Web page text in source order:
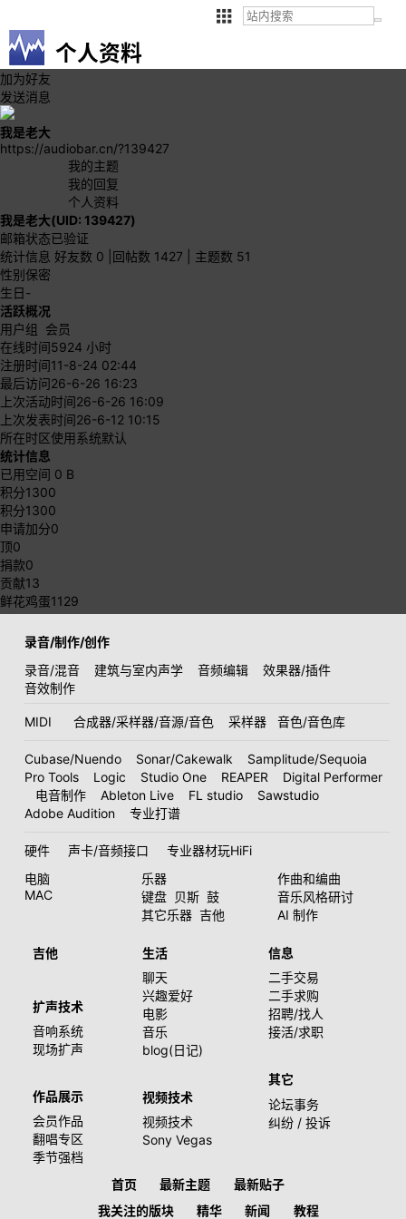
个人资料
加为好友
发送消息
我是老大
https://audiobar.cn/?139427
我的主题
我的回复
个人资料
我是老大(UID: 139427)
邮箱状态已验证
统计信息 好友数 0 回帖数 1427
主题数 51
性别保密
生日-
活跃概况
用户组 会员
在线时间5924 小时
注册时间11-8-24 02:44
最后访问26-6-26 16:23
上次活动时间26-6-26 16:09
上次发表时间26-6-12 10:15
所在时区使用系统默认
统计信息
已用空间 0 B
积分1300
积分1300
申请加分0
顶0
捐款0
贡献13
鲜花鸡蛋1129
录音/制作/创作
录音/混音
建筑与室内声学 音频编辑
效果器/插件
音效制作
MIDI 合成器/采样器/音源/音色 采样器 音色/音色库
Cubase/Nuendo Sonar/Cakewalk
Samplitude/Sequoia
Pro Tools
Logic Studio One REAPER
Digital Performer
电音制作
Ableton Live FL studio
Sawstudio
Adobe Audition
专业打谱
硬件 声卡/音频接口
专业器材玩HiFi
电脑
MAC
乐器
键盘 贝斯 鼓
其它乐器 吉他
作曲和编曲
音乐风格研讨
AI 制作
吉他
扩声技术
音响系统
现场扩声
作品展示
会员作品
翻唱专区
季节强档
生活
聊天
兴趣爱好
电影
音乐
blog(日记)
视频技术
视频技术
Sony Vegas
信息
二手交易
二手求购
招聘/找人
接活/求职
其它
论坛事务
纠纷 / 投诉
首页 最新主题
最新贴子
我关注的版块
精华 新闻 教程